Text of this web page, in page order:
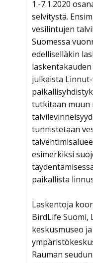
1.-7.1.2020
selvitystä.
vesilintujen
Suomessa
edelliselläkin
julkaista
tutkitaan muun
tunnistetaan
esimerkiksi
paikallista
Laskentoja
BirdLife
keskusmuseo
Rauman